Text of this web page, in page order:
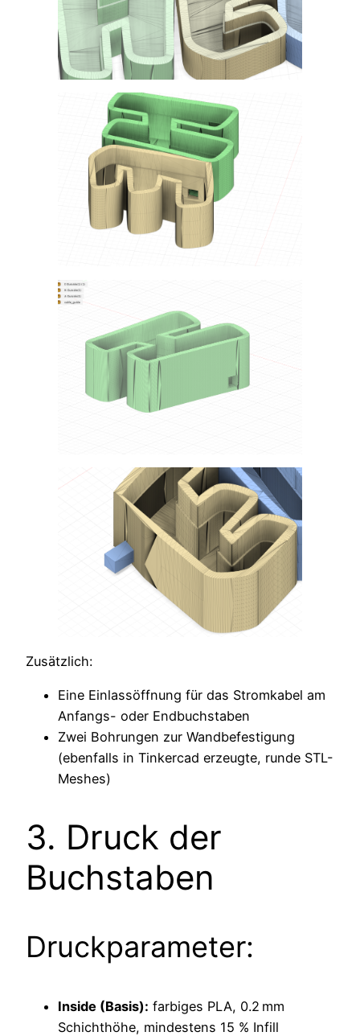
Zusätzlich:
Eine Einlassöffnung für das Stromkabel am
Anfangs- oder Endbuchstaben
Zwei Bohrungen zur Wandbefestigung
(ebenfalls in Tinkercad erzeugte, runde STL-
Meshes)
3. Druck der
Buchstaben
Druckparameter:
Inside (Basis): farbiges PLA, 0.2 mm
Schichthöhe, mindestens 15 % Infill